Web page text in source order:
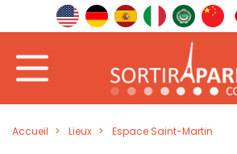
Accueil Lieux Espace Saint-Martin